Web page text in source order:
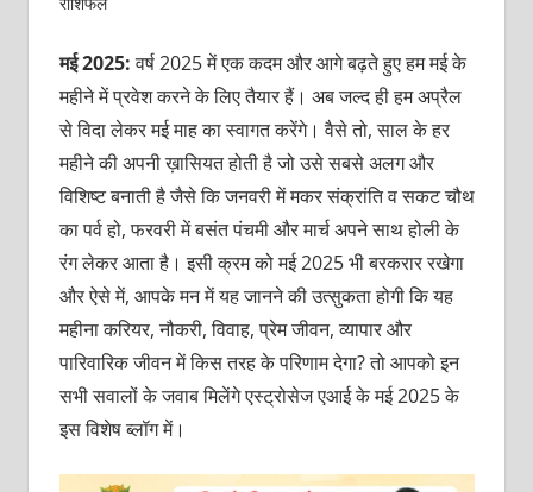
मई 2025:वर्ष 2025 में एक कदम और आगे बढ़ते हुए हम मई के
महीने में प्रवेश करने के लिए तैयार हैं। अब जल्द ही हम अप्रैल
से विदा लेकर मई माह का स्वागत करेंगे। वैसे तो, साल के हर
महीने की अपनी ख़ासियत होती है जो उसे सबसे अलग और
विशिष्ट बनाती है जैसे कि जनवरी में मकर संक्रांति व सकट चौथ
का पर्व हो, फरवरी में बसंत पंचमी और मार्च अपने साथ होली के
रंग लेकर आता है। इसी क्रम को मई 2025 भी बरकरार रखेगा
और ऐसे में, आपके मन में यह जानने की उत्सुकता होगी कि यह
महीना करियर, नौकरी, विवाह, प्रेम जीवन, व्यापार और
पारिवारिक जीवन में किस तरह के परिणाम देगा? तो आपको इन
सभी सवालों के जवाब मिलेंगे एस्ट्रोसेज एआई के मई 2025 के
इस विशेष ब्लॉग में।